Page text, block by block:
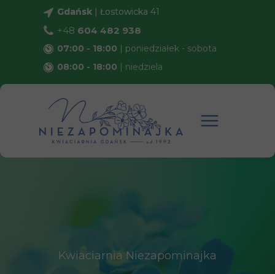
Gdańsk | Łostowicka 41
+48 604 482 938
07:00 - 18:00 | poniedziałek - sobota
08:00 - 18:00 | niedziela
Gdańsk | Łostowicka 41
Kwiaciarnia Niezapominajka